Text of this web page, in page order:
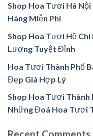
Shop Hoa Tươi Hà
Hàng Miễn Phí
Shop Hoa Tươi Hồ Chí
Lượng Tuyệt Đỉnh
Hoa Tươi Thành Phố
Đẹp Giá Hợp Lý
Shop Hoa Tươi Thành
Những Đoá Hoa Tươi